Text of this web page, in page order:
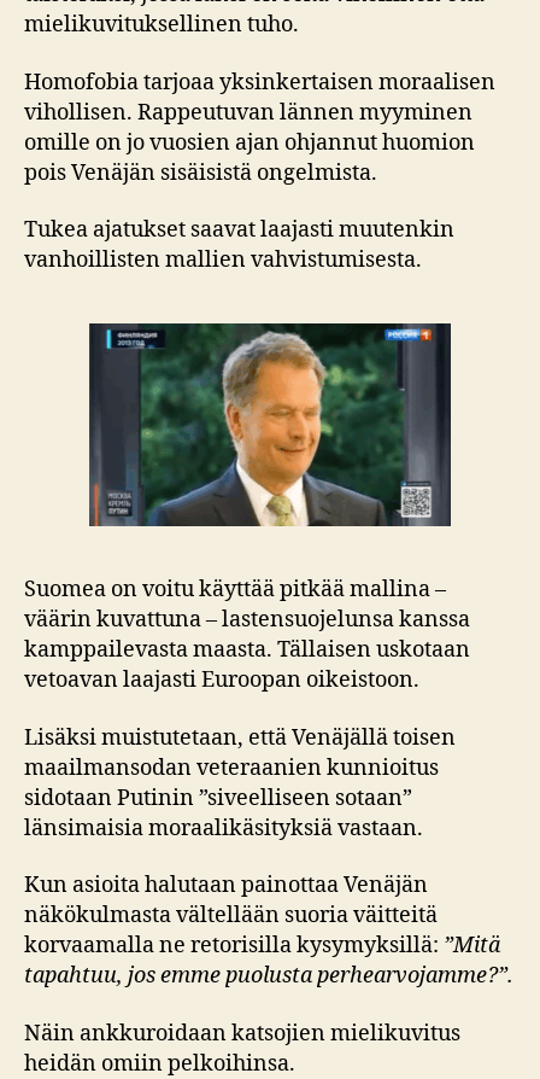
mielikuvituksellinen tuho.
Homofobia tarjoaa yksinkertaisen moraalisen
vihollisen. Rappeutuvan lännen myyminen
omille on jo vuosien ajan ohjannut huomion
pois Venäjän sisäisistä ongelmista.
Tukea ajatukset saavat laajasti muutenkin
vanhoillisten mallien vahvistumisesta.
Suomea on voitu käyttää pitkää mallina –
väärin kuvattuna – lastensuojelunsa kanssa
kamppailevasta maasta. Tällaisen uskotaan
vetoavan laajasti Euroopan oikeistoon.
Lisäksi muistutetaan, että Venäjällä toisen
maailmansodan veteraanien kunnioitus
sidotaan Putinin ”siveelliseen sotaan”
länsimaisia moraalikäsityksiä vastaan.
Kun asioita halutaan painottaa Venäjän
näkökulmasta vältellään suoria väitteitä
korvaamalla ne retorisilla kysymyksillä: ”Mitä
tapahtuu, jos emme puolusta perhearvojamme?”.
Näin ankkuroidaan katsojien mielikuvitus
heidän omiin pelkoihinsa.